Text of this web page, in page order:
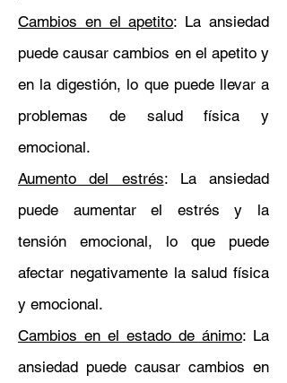
Cambios en el apetito: La ansiedad
puede causar cambios en el apetito y
en la digestión, lo que puede llevar a
problemas de salud física y
emocional.
Aumento del estrés: La ansiedad
puede aumentar el estrés y la
tensión emocional, lo que puede
afectar negativamente la salud física
y emocional.
Cambios en el estado de ánimo: La
ansiedad puede causar cambios en